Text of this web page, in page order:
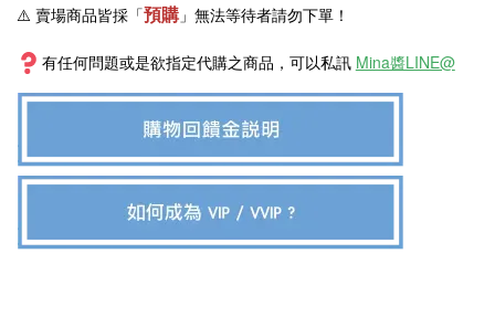
⚠️ 賣場商品皆採 「預購 」 無法等待者請勿下單！
有任何問題或是欲指定代購之商品，可以私訊 Mina醬LINE@